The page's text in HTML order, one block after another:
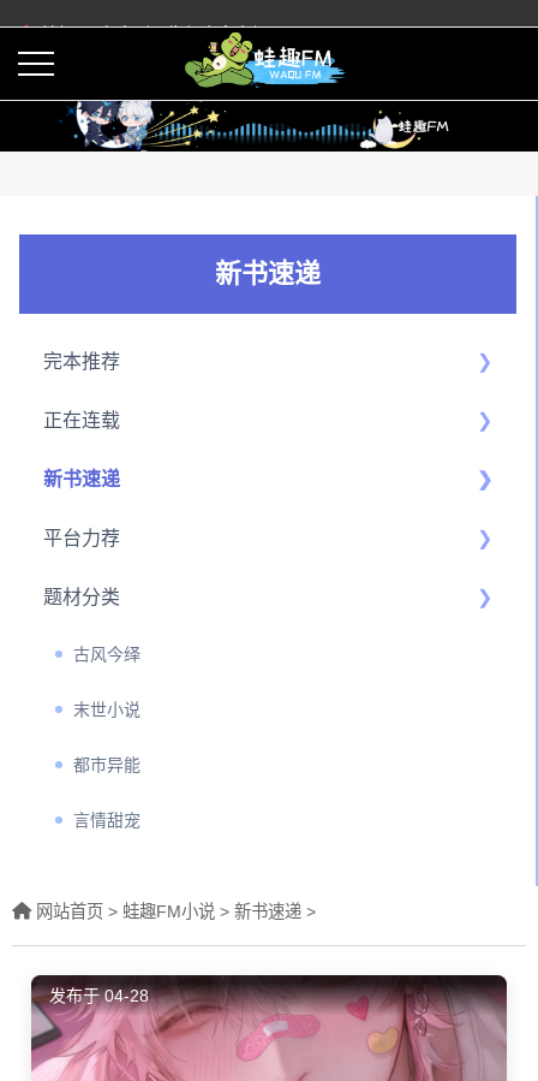
蛙趣FM有声剧预告与内容介绍
新书速递
完本推荐
正在连载
新书速递
平台力荐
题材分类
古风今绎
末世小说
都市异能
言情甜宠
网站首页 > 蛙趣FM小说 > 新书速递 >
发布于 04-28